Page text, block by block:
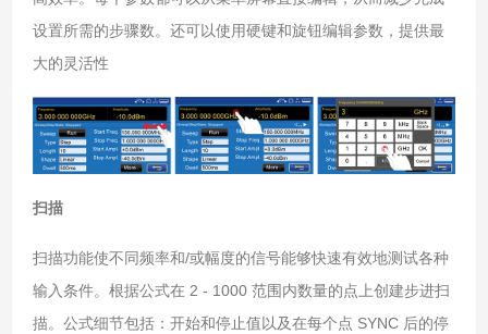
设置所需的步骤数。 还可以使用硬键和旋钮编辑参数，提供最
大的灵活性
扫描
扫描功能使不同频率和/或幅度的信号能够快速有效地测试各种
输入条件。根据公式在 2 - 1000 范围内数量的点上创建步进扫
描。公式细节包括：开始和停止值以及在每个点 SYNC 后的停